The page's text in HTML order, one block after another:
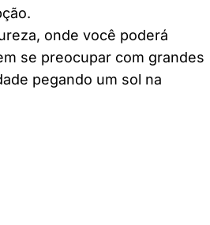
onde você poderá
se preocupar com grandes
pegando um sol na